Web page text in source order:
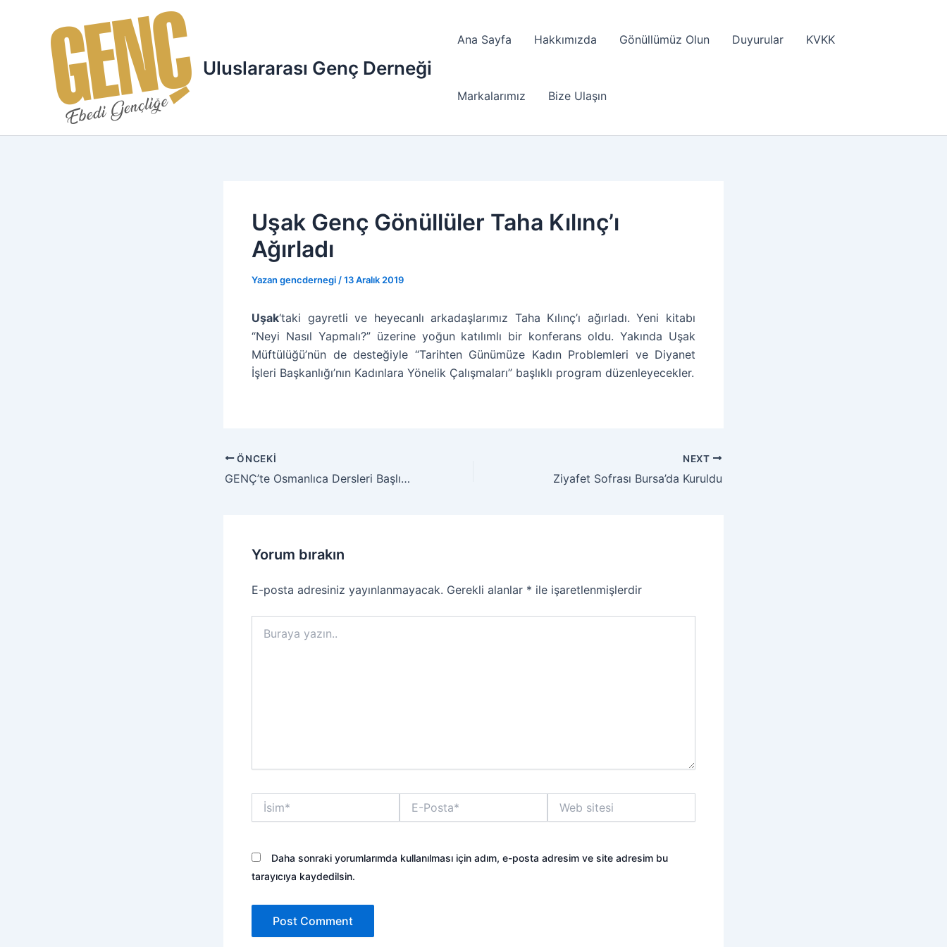
Uluslararası Genç Derneği
Ana Sayfa Hakkımızda Gönüllümüz Olun Duyurular KVKK
Markalarımız Bize Ulaşın
Uşak Genç Gönüllüler Taha Kılınç’ı
Ağırladı
Yazan gencdernegi /13 Aralık 2019
Uşak‘taki gayretli ve heyecanlı arkadaşlarımız Taha Kılınç’ı ağırladı. Yeni kitabı
“Neyi Nasıl Yapmalı?” üzerine yoğun katılımlı bir konferans oldu. Yakında Uşak
Müftülüğü’nün de desteğiyle “Tarihten Günümüze Kadın Problemleri ve Diyanet
İşleri Başkanlığı’nın Kadınlara Yönelik Çalışmaları” başlıklı program düzenleyecekler.
ÖNCEKI
GENÇ’te Osmanlıca Dersleri Başlıyor!
NEXT
Ziyafet Sofrası Bursa’da Kuruldu
Yorum bırakın
E-posta adresiniz yayınlanmayacak. Gerekli alanlar * ile işaretlenmişlerdir
yazın..
İsim*
Posta*
sitesi
Daha sonraki yorumlarımda kullanılması için adım, e-posta adresim ve site adresim bu
tarayıcıya kaydedilsin.